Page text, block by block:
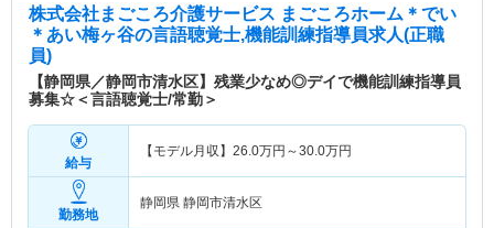
株式会社まごころ介護サービス まごころホーム＊でい
＊あい梅ヶ谷の言語聴覚士,機能訓練指導員求人(正職
員)
【静岡県／静岡市清水区】残業少なめ◎デイで機能訓練指導員
募集☆＜言語聴覚士/常勤＞
給与
【モデル月収】 26.0万円～30.0万円
勤務地
静岡県 静岡市清水区